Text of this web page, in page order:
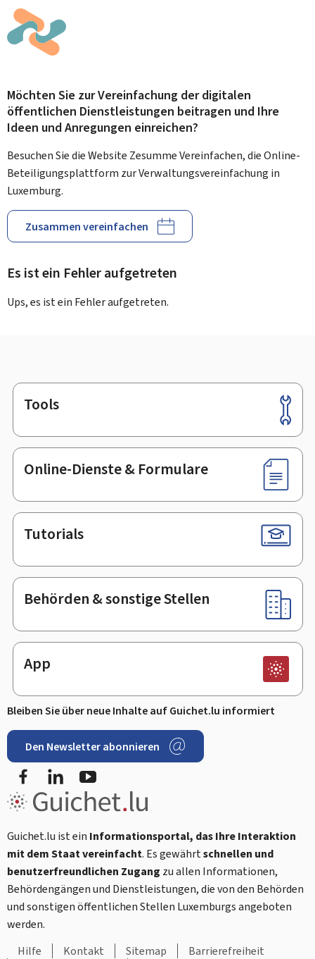
Möchten Sie zur Vereinfachung der digitalen
öffentlichen Dienstleistungen beitragen und Ihre
Ideen und Anregungen einreichen?
Besuchen Sie die Website Zesumme Vereinfachen, die Online-
Beteiligungsplattform zur Verwaltungsvereinfachung in
Luxemburg.
Zusammen vereinfachen
Es ist ein Fehler aufgetreten
Ups, es ist ein Fehler aufgetreten.
Footer
Tools
Online-Dienste & Formulare
Tutorials
Behörden & sonstige Stellen
App
Bleiben Sie über neue Inhalte auf Guichet.lu informiert
Den Newsletter abonnieren
FacebookLinkedIn
Guichet.lu ist ein Informationsportal, das Ihre Interaktion
mit dem Staat vereinfacht. Es gewährtschnellen und
benutzerfreundlichen Zugang zu allen Informationen,
Behördengängen und Dienstleistungen, die von den Behörden
und sonstigen öffentlichen Stellen Luxemburgs angeboten
werden.
Hilfe
Kontakt Sitemap
Barrierefreiheit